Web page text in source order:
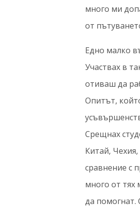
много ми
от
Едно малко
Участвах в
отиваш да
Опитът,
Срещнах
Китай,
сравнение с
много от тях
да помогнат.